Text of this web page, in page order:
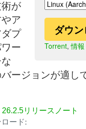
ダウン
Torrent,情報
が
ア
プ
ー
ージョンが適し
26.2.5リリースノート
ード: